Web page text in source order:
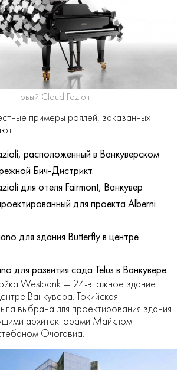
Новый Cloud Fazioli
примеры роялей, заказанных
расположенный в Ванкуверском
Бич-Дистрикт.
для отеля Fairmont, Ванкувер
для проекта Alberni
для здания Butterfly в центре
для развития сада Telus в Ванкувере.
Westbank — 24-этажное здание
Ванкувера. Токийская
выбрана для проектирования здания
архитекторами Майклом
Очогавиа.